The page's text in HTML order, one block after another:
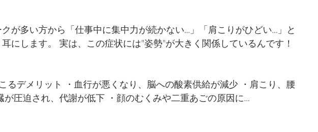
が多い方から「仕事中に集中力が続かない…」「肩こりがひどい…」と
にします。 実は、この症状には"姿勢"が大きく関係しているんです！
るデメリット ・血行が悪くなり、脳への酸素供給が減少 ・肩こり、腰
が圧迫され、代謝が低下 ・顔のむくみや二重あごの原因に…